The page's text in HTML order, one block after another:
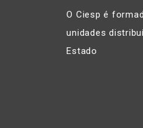
O Ciesp é
unidades
Estado